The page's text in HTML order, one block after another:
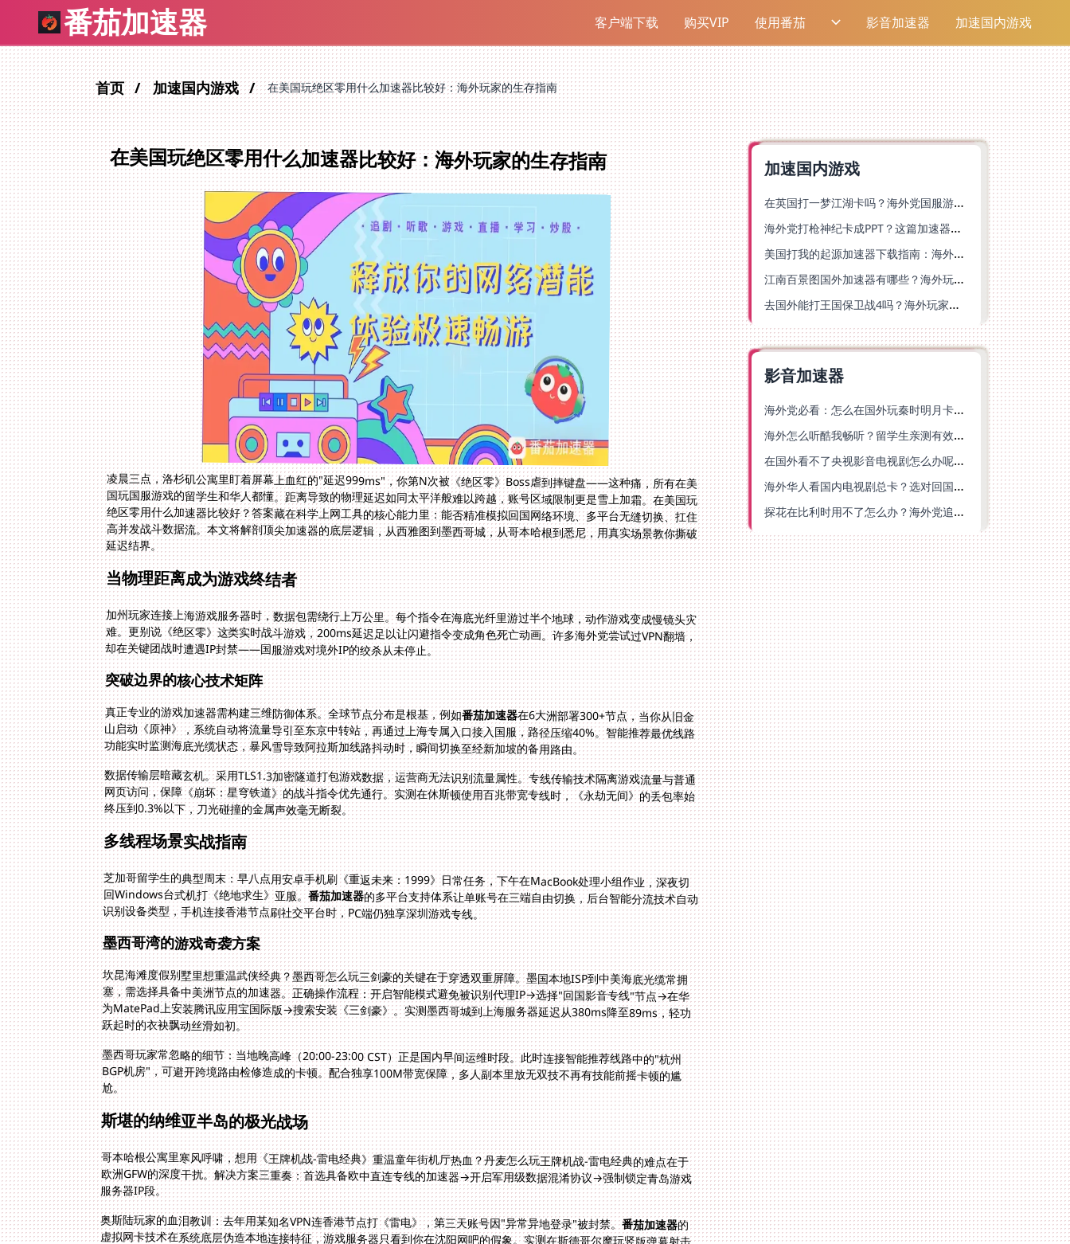
番茄加速器 客户端下载 购买VIP 使用番茄 影音加速器 加速国内游戏
首页 加速国内游戏 在美国玩绝区零用什么加速器比较好：海外玩家的生存指南
在美国玩绝区零用什么加速器比较好：海外玩家的生存指南
凌晨三点，洛杉矶公寓里盯着屏幕上血红的"延迟999ms"，你第N次被《绝区零》Boss虐到摔键盘——这种痛，所有在美
国玩国服游戏的留学生和华人都懂。距离导致的物理延迟如同太平洋般难以跨越，账号区域限制更是雪上加霜。在美国玩
绝区零用什么加速器比较好？答案藏在科学上网工具的核心能力里：能否精准模拟回国网络环境、多平台无缝切换、扛住
高并发战斗数据流。本文将解剖顶尖加速器的底层逻辑，从西雅图到墨西哥城，从哥本哈根到悉尼，用真实场景教你撕破
延迟结界。
当物理距离成为游戏终结者
加州玩家连接上海游戏服务器时，数据包需绕行上万公里。每个指令在海底光纤里游过半个地球，动作游戏变成慢镜头灾
难。更别说《绝区零》这类实时战斗游戏，200ms延迟足以让闪避指令变成角色死亡动画。许多海外党尝试过VPN翻墙，
却在关键团战时遭遇IP封禁——国服游戏对境外IP的绞杀从未停止。
突破边界的核心技术矩阵
真正专业的游戏加速器需构建三维防御体系。全球节点分布是根基，例如番茄加速器在6大洲部署300+节点，当你从旧金
山启动《原神》，系统自动将流量导引至东京中转站，再通过上海专属入口接入国服，路径压缩40%。智能推荐最优线路
功能实时监测海底光缆状态，暴风雪导致阿拉斯加线路抖动时，瞬间切换至经新加坡的备用路由。
数据传输层暗藏玄机。采用TLS1.3加密隧道打包游戏数据，运营商无法识别流量属性。专线传输技术隔离游戏流量与普通
网页访问，保障《崩坏：星穹铁道》的战斗指令优先通行。实测在休斯顿使用百兆带宽专线时，《永劫无间》的丢包率始
终压到0.3%以下，刀光碰撞的金属声效毫无断裂。
多线程场景实战指南
芝加哥留学生的典型周末：早八点用安卓手机刷《重返未来：1999》日常任务，下午在MacBook处理小组作业，深夜切
回Windows台式机打《绝地求生》亚服。番茄加速器的多平台支持体系让单账号在三端自由切换，后台智能分流技术自动
识别设备类型，手机连接香港节点刷社交平台时，PC端仍独享深圳游戏专线。
墨西哥湾的游戏奇袭方案
坎昆海滩度假别墅里想重温武侠经典？墨西哥怎么玩三剑豪的关键在于穿透双重屏障。墨国本地ISP到中美海底光缆常拥
塞，需选择具备中美洲节点的加速器。正确操作流程：开启智能模式避免被识别代理IP→选择"回国影音专线"节点→在华
为MatePad上安装腾讯应用宝国际版→搜索安装《三剑豪》。实测墨西哥城到上海服务器延迟从380ms降至89ms，轻功
跃起时的衣袂飘动丝滑如初。
墨西哥玩家常忽略的细节：当地晚高峰（20:00-23:00 CST）正是国内早间运维时段。此时连接智能推荐线路中的"杭州
BGP机房"，可避开跨境路由检修造成的卡顿。配合独享100M带宽保障，多人副本里放无双技不再有技能前摇卡顿的尴
尬。
斯堪的纳维亚半岛的极光战场
哥本哈根公寓里寒风呼啸，想用《王牌机战-雷电经典》重温童年街机厅热血？丹麦怎么玩王牌机战-雷电经典的难点在于
欧洲GFW的深度干扰。解决方案三重奏：首选具备欧中直连专线的加速器→开启军用级数据混淆协议→强制锁定青岛游戏
服务器IP段。
奥斯陆玩家的血泪教训：去年用某知名VPN连香港节点打《雷电》，第三天账号因"异常异地登录"被封禁。番茄加速器的
虚拟网卡技术在系统底层伪造本地连接特征，游戏服务器只看到你在沈阳网吧的假象。实测在斯德哥尔摩玩竖版弹幕射击
加速国内游戏
在英国打一梦江湖卡吗？海外党国服游戏不卡顿的终极解法
海外党打枪神纪卡成PPT？这篇加速器选择指南帮你丝滑上分
美国打我的起源加速器下载指南：海外玩国服游戏不再卡的终极方案
江南百景图国外加速器有哪些？海外玩家亲测好用的选择与避坑指南
去国外能打王国保卫战4吗？海外玩家国服游戏加速全攻略（附公主连结幻想江湖实测）
影音加速器
海外党必看：怎么在国外玩秦时明月卡牌版？附豆瓣EZCast地区限制破解法
海外怎么听酷我畅听？留学生亲测有效的华语内容解锁指南
在国外看不了央视影音电视剧怎么办呢？海外党亲测有效的回国加速方案
海外华人看国内电视剧总卡？选对回国加速器，还能解决菲律宾打不开反诈中心的问题
探花在比利时用不了怎么办？海外党追剧办事全攻略，选对加速器就够了